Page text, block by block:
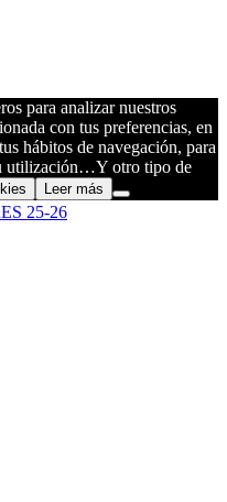
25-26
para analizar nuestros
con tus preferencias, en
hábitos de navegación, para
utilización…Y otro tipo de
Leer más